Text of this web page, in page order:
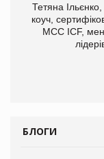
Тетяна
коуч,
МСС ICF,
БЛОГИ